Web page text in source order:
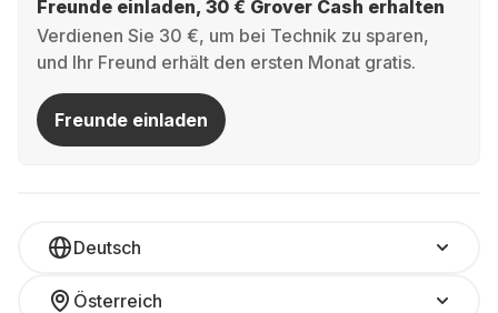
Freunde einladen, 30 € Grover Cash erhalten
Verdienen Sie 30 €, um bei Technik zu sparen,
und Ihr Freund erhält den ersten Monat gratis.
Freunde einladen
Deutsch
Österreich